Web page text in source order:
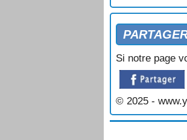
Si notre page
© 2025 -